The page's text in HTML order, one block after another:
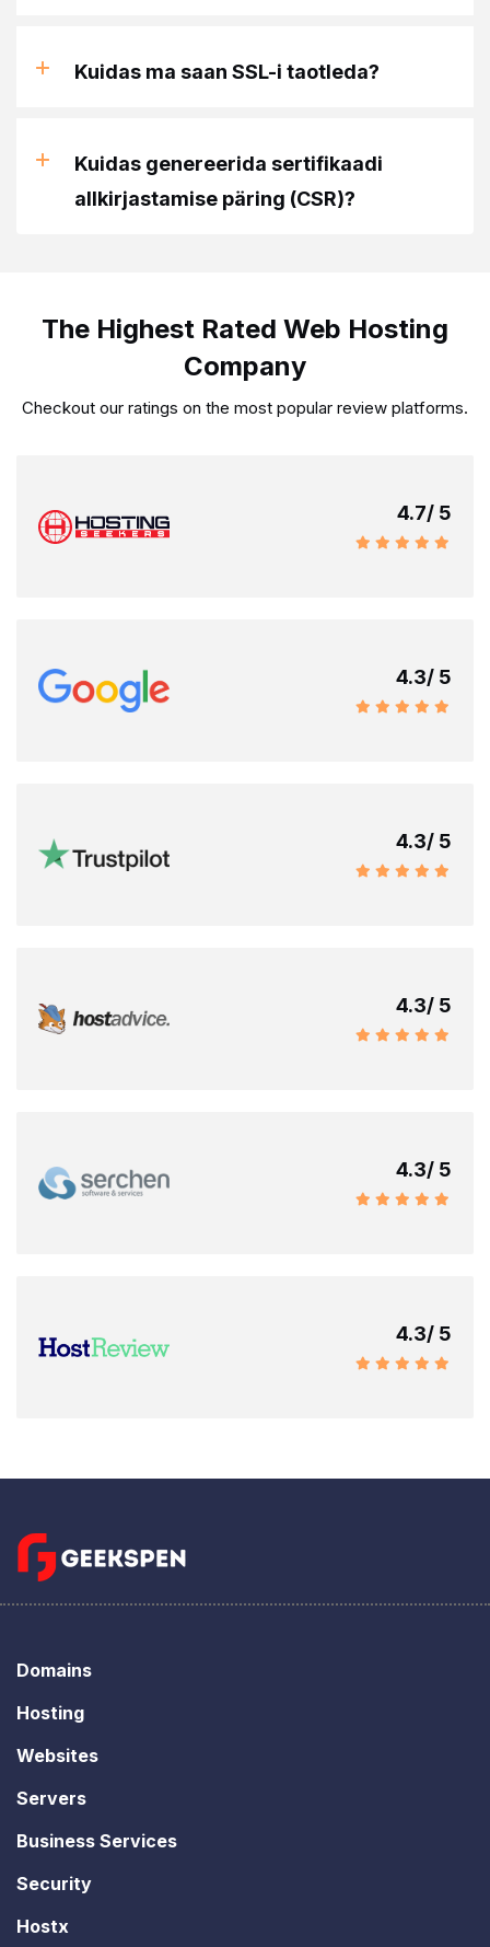
Kuidas ma saan SSL-i taotleda?
Kuidas genereerida sertifikaadi
allkirjastamise päring (CSR)?
The Highest Rated Web Hosting
Company
Checkout our ratings on the most popular review platforms.
4.7/ 5
4.3/ 5
4.3/ 5
4.3/ 5
4.3/ 5
4.3/ 5
Domains
Hosting
Websites
Servers
Business Services
Security
Hostx